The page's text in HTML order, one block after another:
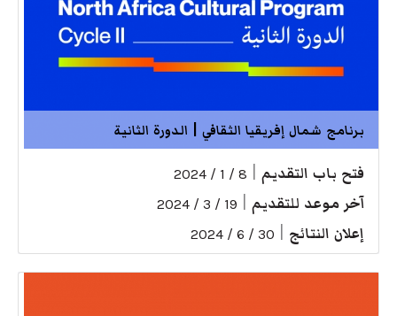
برنامج شمال إفريقيا الثقافي | الدورة الثانية
فتح باب التقديم 8 / 1 / 2024
آخر موعد للتقديم 19 / 3 / 2024
إعلان النتائج 30 / 6 / 2024